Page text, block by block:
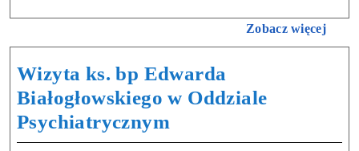
Zobacz więcej
Wizyta ks. bp Edwarda
Białogłowskiego w Oddziale
Psychiatrycznym